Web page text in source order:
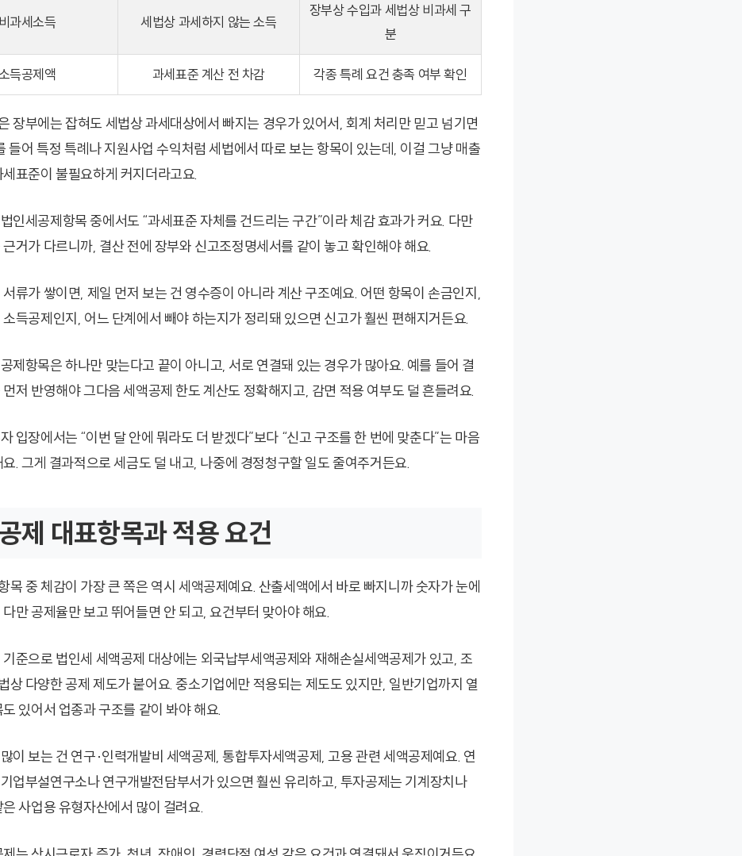
비과세소득 세법상 과세하지 않는 소득
장부상 수입과 세법상 비과세 구
분
득공제액 과세표준 계산 전 차감 각종 특례 요건 충족 여부 확인
장부에는 잡혀도 세법상 과세대상에서 빠지는 경우가 있어서, 회계 처리만 믿고 넘기면
들어 특정 특례나 지원사업 수익처럼 세법에서 따로 보는 항목이 있는데, 이걸 그냥 매출
표준이 불필요하게 커지더라고요.
인세공제항목 중에서도 “과세표준 자체를 건드리는 구간”이라 체감 효과가 커요. 다만
거가 다르니까, 결산 전에 장부와 신고조정명세서를 같이 놓고 확인해야 해요.
류가 쌓이면, 제일 먼저 보는 건 영수증이 아니라 계산 구조예요. 어떤 항목이 손금인지,
득공제인지, 어느 단계에서 빼야 하는지가 정리돼 있으면 신고가 훨씬 편해지거든요.
제항목은 하나만 맞는다고 끝이 아니고, 서로 연결돼 있는 경우가 많아요. 예를 들어 결
저 반영해야 그다음 세액공제 한도 계산도 정확해지고, 감면 적용 여부도 덜 흔들려요.
입장에서는 “이번 달 안에 뭐라도 더 받겠다”보다 “신고 구조를 한 번에 맞춘다”는 마음
. 그게 결과적으로 세금도 덜 내고, 나중에 경정청구할 일도 줄여주거든요.
제 대표항목과 적용 요건
목 중 체감이 가장 큰 쪽은 역시 세액공제예요. 산출세액에서 바로 빠지니까 숫자가 눈에
만 공제율만 보고 뛰어들면 안 되고, 요건부터 맞아야 해요.
준으로 법인세 세액공제 대상에는 외국납부세액공제와 재해손실세액공제가 있고, 조
상 다양한 공제 제도가 붙어요. 중소기업에만 적용되는 제도도 있지만, 일반기업까지 열
있어서 업종과 구조를 같이 봐야 해요.
이 보는 건 연구·인력개발비 세액공제, 통합투자세액공제, 고용 관련 세액공제예요. 연
업부설연구소나 연구개발전담부서가 있으면 훨씬 유리하고, 투자공제는 기계장치나
사업용 유형자산에서 많이 걸려요.